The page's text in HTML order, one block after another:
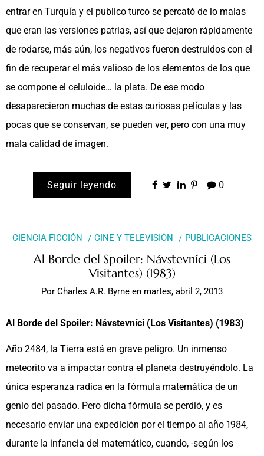
entrar en Turquía y el publico turco se percató de lo malas
que eran las versiones patrias, así que dejaron rápidamente
de rodarse, más aún, los negativos fueron destruidos con el
fin de recuperar el más valioso de los elementos de los que
se compone el celuloide… la plata. De ese modo
desaparecieron muchas de estas curiosas películas y las
pocas que se conservan, se pueden ver, pero con una muy
mala calidad de imagen.
Seguir leyendo 0
CIENCIA FICCIÓN CINE Y TELEVISIÓN PUBLICACIONES
Al Borde del Spoiler: Návstevníci (Los
Visitantes) (1983)
Por Charles A.R. Byrne en martes, abril 2, 2013
Al Borde del Spoiler: Návstevníci (Los Visitantes) (1983)
Año 2484, la Tierra está en grave peligro. Un inmenso
meteorito va a impactar contra el planeta destruyéndolo. La
única esperanza radica en la fórmula matemática de un
genio del pasado. Pero dicha fórmula se perdió, y es
necesario enviar una expedición por el tiempo al año 1984,
durante la infancia del matemático, cuando, -según los